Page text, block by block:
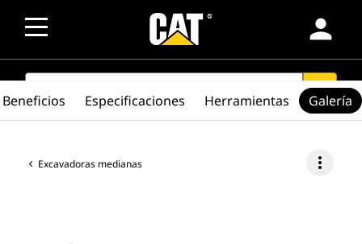
person
SEARCH search
Excavadoras medianas more_vert
Beneficios Especificaciones Herramientas Galería